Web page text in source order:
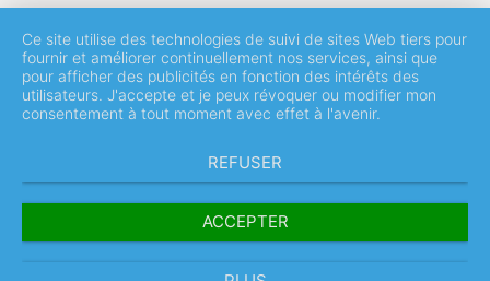
Ce site utilise des technologies de suivi de sites Web tiers pour
fournir et améliorer continuellement nos services, ainsi que
pour afficher des publicités en fonction des intérêts des
utilisateurs. J'accepte et je peux révoquer ou modifier mon
consentement à tout moment avec effet à l'avenir.
REFUSER
ACCEPTER